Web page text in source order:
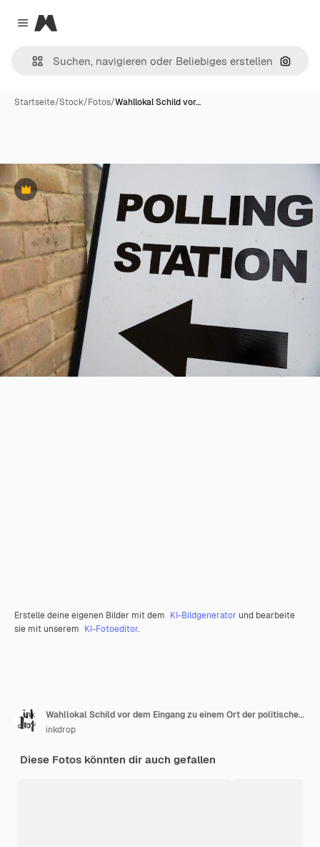
Close menu
Magnific
Nach
Startseite/Stock/Fotos/Wahllokal Schild vor…
Premium
Erstelle deine eigenen Bilder mit dem KI-Bildgenerator und bearbeite
sie mit unserem KI-Fotoeditor.
Wahllokal Schild vor dem Eingang zu einem Ort der politischen Abstimmung in Großbritannien
inkdrop
Diese Fotos könnten dir auch gefallen